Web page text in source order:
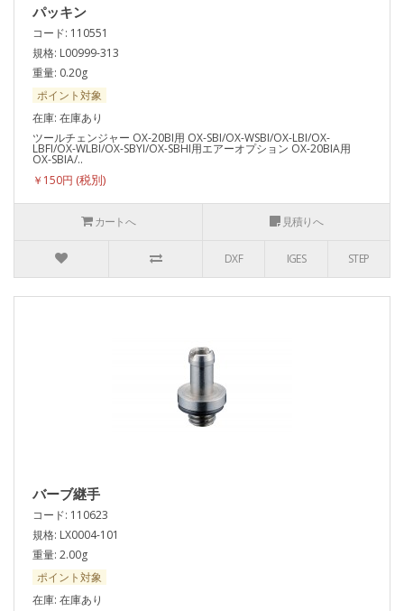
パッキン
コード: 110551
規格: L00999-313
重量: 0.20g
ポイント対象
在庫: 在庫あり
ツールチェンジャー OX-20BI用 OX-SBI/OX-WSBI/OX-LBI/OX-
LBFI/OX-WLBI/OX-SBYI/OX-SBHI用エアーオプション OX-20BIA用
OX-SBIA/..
￥150円
カートへ 見積りへ
DXF IGES STEP
バーブ継手
コード: 110623
規格: LX0004-101
重量: 2.00g
ポイント対象
在庫: 在庫あり